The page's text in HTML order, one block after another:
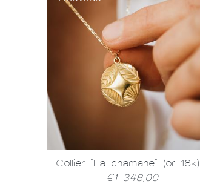
Collier "La chamane" (or 18k)
€1 348,00